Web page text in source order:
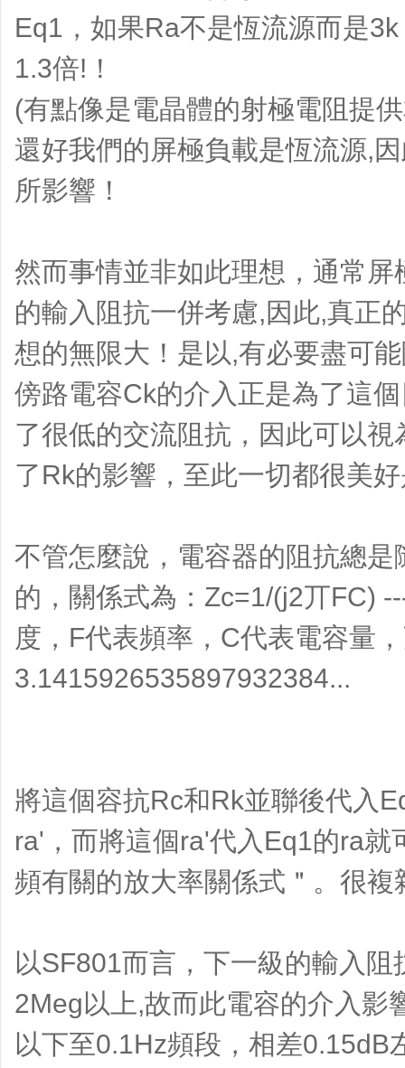
Eq1，如果Ra不是恆流源而是
1.3倍!！
(有點像是電晶體的射極電阻提
還好我們的屏極負載是恆流源,
所影響！
然而事情並非如此理想，通常
的輸入阻抗一併考慮,因此,真正
想的無限大！是以,有必要盡可
傍路電容Ck的介入正是為了這
了很低的交流阻抗，因此可以
了Rk的影響，至此一切都很美
不管怎麼說，電容器的阻抗總
的，關係式為：Zc=1/(j2丌FC)
度，F代表頻率，C代表電容量
3.1415926535897932384...
將這個容抗Rc和Rk並聯後代入
ra'，而將這個ra'代入Eq1的ra就
頻有關的放大率關係式＂。很複
以SF801而言，下一級的輸入
2Meg以上,故而此電容的介入影
以下至0.1Hz頻段，相差0.15dB